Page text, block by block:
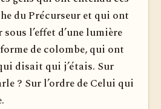
du Précurseur et qui ont
l’effet d’une lumière
de colombe, qui ont
disait qui j’étais. Sur
? Sur l’ordre de Celui qui